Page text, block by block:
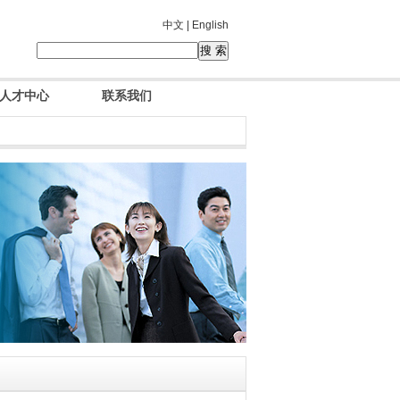
中文 | English
人才中心 联系我们